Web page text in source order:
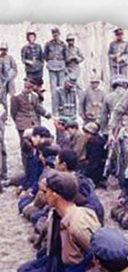
Paylaş